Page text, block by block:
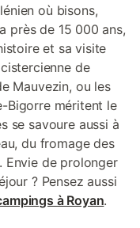
où bisons,
près de 15 000 ans,
et sa visite
de
Mauvezin, ou les
Bigorre méritent le
se savoure aussi à
du fromage des
Envie de prolonger
? Pensez aussi
à Royan.